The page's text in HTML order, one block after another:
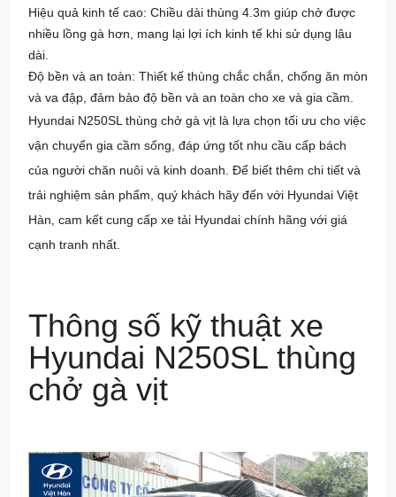
Hiệu quả kinh tế cao: Chiều dài thùng 4.3m giúp chở được
nhiều lồng gà hơn, mang lại lợi ích kinh tế khi sử dụng lâu
dài.
Độ bền và an toàn: Thiết kế thùng chắc chắn, chống ăn mòn
và va đập, đảm bảo độ bền và an toàn cho xe và gia cầm.
Hyundai N250SL thùng chở gà vịt là lựa chọn tối ưu cho việc
vận chuyển gia cầm sống, đáp ứng tốt nhu cầu cấp bách
của người chăn nuôi và kinh doanh. Để biết thêm chi tiết và
trải nghiệm sản phẩm, quý khách hãy đến với Hyundai Việt
Hàn, cam kết cung cấp xe tải Hyundai chính hãng với giá
cạnh tranh nhất.
Thông số kỹ thuật xe
Hyundai N250SL thùng
chở gà vịt